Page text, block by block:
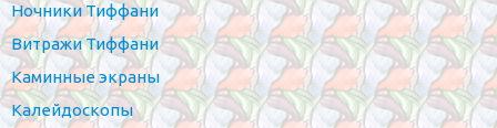
Ночники Тиффани
Витражи Тиффани
Каминные экраны
Калейдоскопы